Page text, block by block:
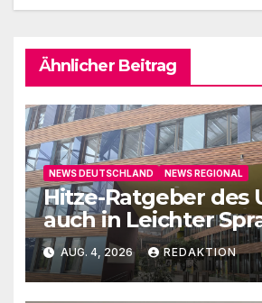
Ähnlicher Beitrag
NEWS DEUTSCHLAND NEWS REGIONAL
Hitze-Ratgeber des
auch in Leichter
AUG. 4, 2026 REDAKTION